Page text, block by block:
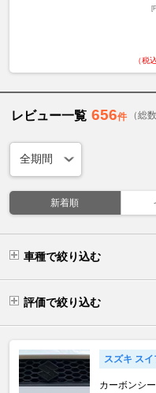
（税
レビュー一覧 656件 （総
新着順
車種で絞り込む
評価で絞り込む
スズキ ス
カーボンシ